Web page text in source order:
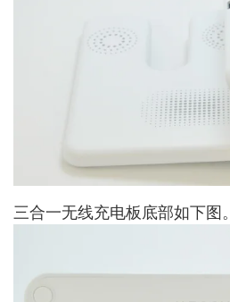
三合一无线充电板底部如下图。